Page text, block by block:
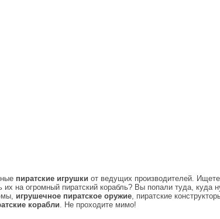
пиратские игрушки от ведущих производителей. Ищете
их на огромный пиратский корабль? Вы попали туда, куда
игрушечное пиратское оружие, пиратские
корабли. Не проходите мимо!